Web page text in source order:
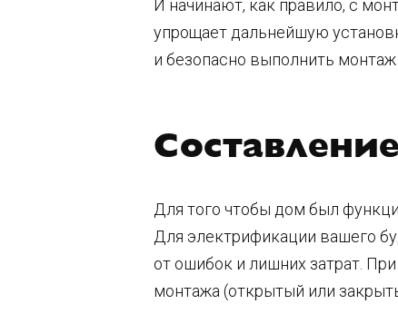
И начинают, как правило, с
упрощает дальнейшую
и безопасно выполнить
Для того чтобы дом был
Для электрификации вашего
от ошибок и лишних затрат.
монтажа (открытый или